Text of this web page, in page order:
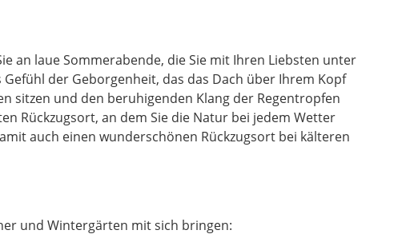
an laue Sommerabende, die Sie mit Ihren Liebsten unter
der Geborgenheit, das das Dach über Ihrem Kopf
sitzen und den beruhigenden Klang der Regentropfen
Rückzugsort, an dem Sie die Natur bei jedem Wetter
auch einen wunderschönen Rückzugsort bei kälteren
und Wintergärten mit sich bringen: